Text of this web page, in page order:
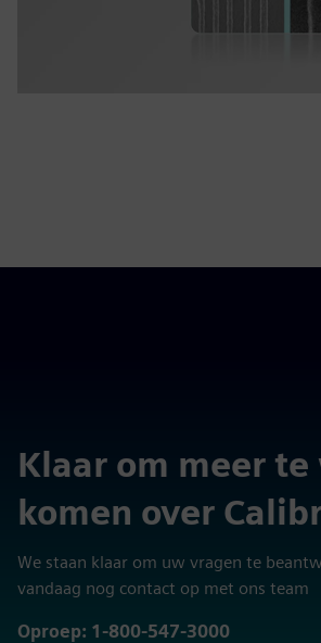
Klaar om meer
komen over
We staan klaar om uw vragen te
vandaag nog contact op met ons team
Oproep: 1-800-547-3000